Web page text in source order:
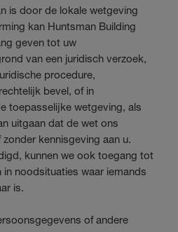
door de lokale wetgeving
kan Huntsman Building
geven tot uw
van een juridisch verzoek,
procedure,
bevel, of in
toepasselijke wetgeving, als
uitgaan dat de wet ons
kennisgeving aan u.
kunnen we ook toegang tot
noodsituaties waar iemands
is.
of andere